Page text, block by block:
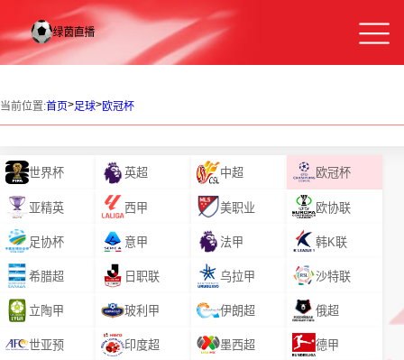
当前位置:首页>足球>欧冠杯
世界杯 英超 中超 欧冠杯
亚精英 西甲 美职业 欧协联
足协杯 意甲 法甲 韩K联
希腊超 日职联 乌拉甲 沙特联
立陶甲 玻利甲 伊朗超 俄超
世亚预 印度超 墨西超 德甲